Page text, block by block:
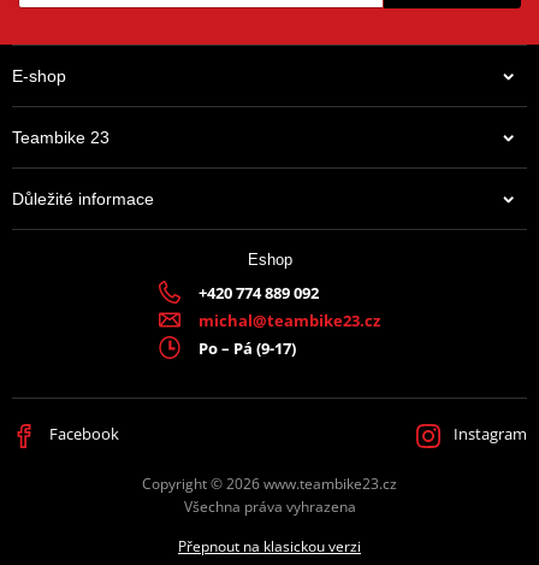
E-shop
Teambike 23
Důležité informace
Eshop
+420 774 889 092
michal@teambike23.cz
Po – Pá (9-17)
Facebook Instagram
Copyright © 2026 www.teambike23.cz
Všechna práva vyhrazena
Přepnout na klasickou verzi